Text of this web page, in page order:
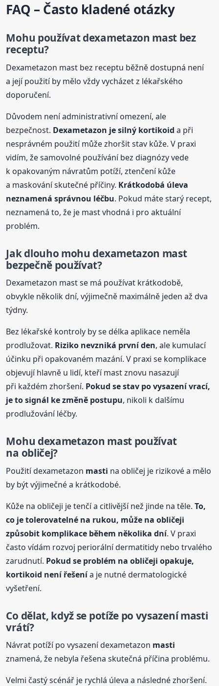
FAQ – Často kladené otázky
Mohu používat dexametazon mast bez
receptu?
Dexametazon mast bez receptu běžně dostupná není
a její použití by mělo vždy vycházet z lékařského
doporučení.
Důvodem není administrativní omezení, ale
bezpečnost. Dexametazon je silný kortikoid a při
nesprávném použití může zhoršit stav kůže. V praxi
vidím, že samovolné používání bez diagnózy vede
k opakovaným návratům potíží, ztenčení kůže
a maskování skutečné příčiny. Krátkodobá úleva
neznamená správnou léčbu. Pokud máte starý recept,
neznamená to, že je mast vhodná i pro aktuální
problém.
Jak dlouho mohu dexametazon mast
bezpečně používat?
Dexametazon mast se má používat krátkodobě,
obvykle několik dní, výjimečně maximálně jeden až dva
týdny.
Bez lékařské kontroly by se délka aplikace neměla
prodlužovat. Riziko nevzniká první den, ale kumulací
účinku při opakovaném mazání. V praxi se komplikace
objevují hlavně u lidí, kteří mast znovu nasazují
při každém zhoršení. Pokud se stav po vysazení vrací,
je to signál ke změně postupu, nikoli k dalšímu
prodlužování léčby.
Mohu dexametazon mast používat
na obličej?
Použití dexametazon masti na obličej je rizikové a mělo
by být výjimečné a krátkodobé.
Kůže na obličeji je tenčí a citlivější než jinde na těle.To,
co je tolerovatelné na rukou, může na obličeji
způsobit komplikace během několika dní. V praxi
často vídám rozvoj periorální dermatitidy nebo trvalého
zarudnutí. Pokud se problém na obličeji opakuje,
kortikoid není řešenía je nutné dermatologické
vyšetření.
Co dělat, když se potíže po vysazenímasti
vrátí?
Návrat potíží po vysazení dexametazon masti
znamená, že nebyla řešena skutečná příčina problému.
Velmi častý scénář je rychlá úleva a následné zhoršení.